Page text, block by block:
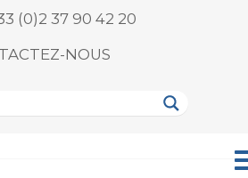
(0)2 37 90 42 20
NOUS